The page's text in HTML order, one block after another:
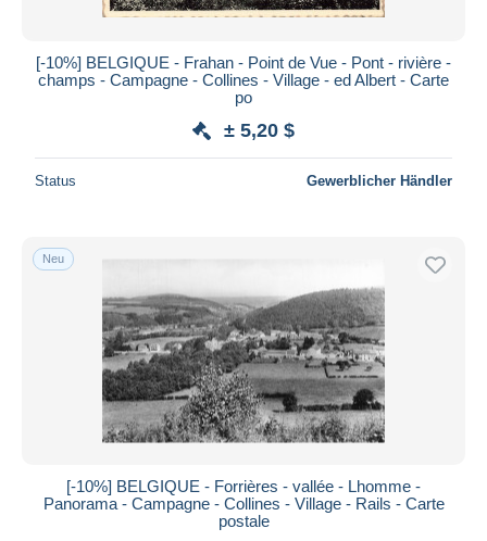
[-10%] BELGIQUE - Frahan - Point de Vue - Pont - rivière -
champs - Campagne - Collines - Village - ed Albert - Carte
po
± 5,20 $
Status Gewerblicher Händler
Neu
[-10%] BELGIQUE - Forrières - vallée - Lhomme -
Panorama - Campagne - Collines - Village - Rails - Carte
postale